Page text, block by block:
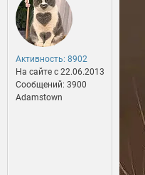
Активность: 8902
На сайте c 22.06.2013
Сообщений: 3900
Adamstown